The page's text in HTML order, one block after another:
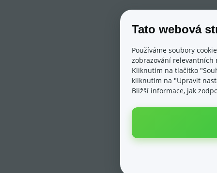
Tato webová
Používáme soubory
zobrazování relevantních
Kliknutím na tlačítko
kliknutím na "Upravit
Bližší informace, jak